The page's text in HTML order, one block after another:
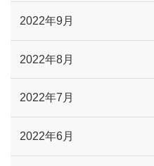
2022年9月
2022年8月
2022年7月
2022年6月